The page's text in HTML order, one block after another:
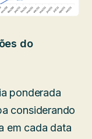
do
ponderada
considerando
em cada data